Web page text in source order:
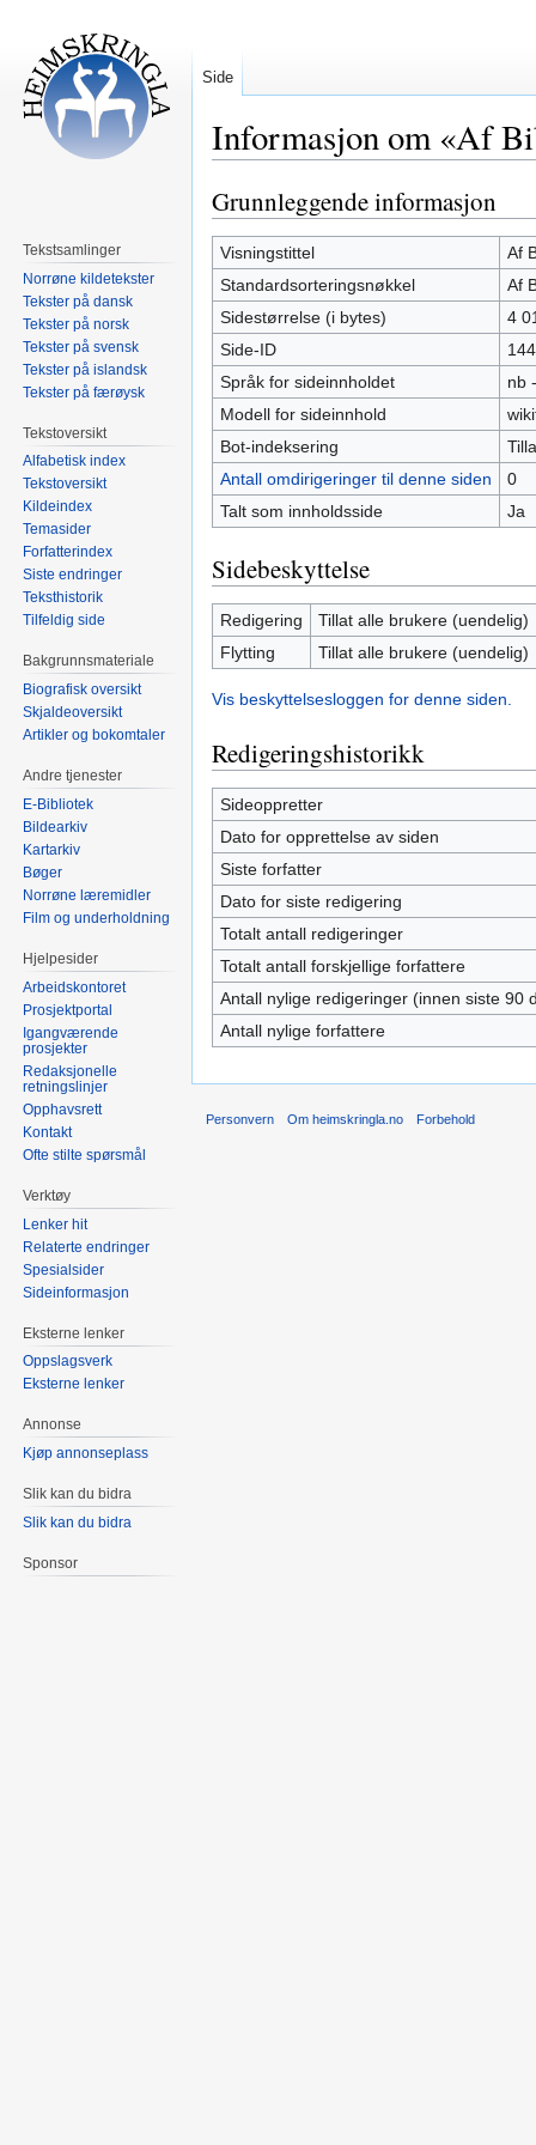
Informasjon om «Af
Hopp
til
navigering
Hopp
til
søk
Grunnleggende informasjon
Visningstittel
Af
Standardsorteringsnøkkel
Af
Sidestørrelse (i bytes)
4
Side-ID
Språk for sideinnholdet
nb
Modell for sideinnhold
Bot-indeksering
Antall omdirigeringer til denne siden
0
Talt som innholdsside
Ja
Sidebeskyttelse
Redigering
Tillat alle brukere (uendelig)
Flytting
Tillat alle brukere (uendelig)
Vis beskyttelsesloggen for denne siden.
Redigeringshistorikk
Sideoppretter
Dato for opprettelse av siden
Siste forfatter
Dato for siste redigering
Totalt antall redigeringer
Totalt antall forskjellige forfattere
Antall nylige redigeringer (innen siste 90
Antall nylige forfattere
Side
Tekstsamlinger
Norrøne kildetekster
Tekster på dansk
Tekster på norsk
Tekster på svensk
Tekster på islandsk
Tekster på færøysk
Tekstoversikt
Alfabetisk index
Tekstoversikt
Kildeindex
Temasider
Forfatterindex
Siste endringer
Teksthistorik
Tilfeldig side
Bakgrunnsmateriale
Biografisk oversikt
Skjaldeoversikt
Artikler og bokomtaler
Andre tjenester
E-Bibliotek
Bildearkiv
Kartarkiv
Bøger
Norrøne læremidler
Film og underholdning
Hjelpesider
Arbeidskontoret
Prosjektportal
Igangværende
prosjekter
Redaksjonelle
retningslinjer
Opphavsrett
Kontakt
Ofte stilte spørsmål
Verktøy
Lenker hit
Relaterte endringer
Spesialsider
Sideinformasjon
Eksterne lenker
Oppslagsverk
Eksterne lenker
Annonse
Kjøp annonseplass
Slik kan du bidra
Slik kan du bidra
Sponsor
Personvern Om heimskringla.no Forbehold